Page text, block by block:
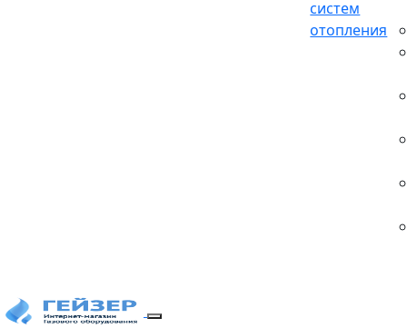
систем
отопления